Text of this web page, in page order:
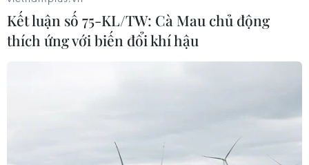
TIN CÙNG CHUYÊN MỤC
Kết luận số 75-KL/TW: Cà Mau chủ động
thích ứng với biến đổi khí hậu